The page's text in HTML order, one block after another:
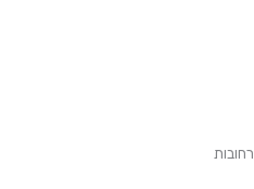
רחובות